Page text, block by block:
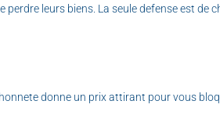
leurs biens. La seule defense est de
donne un prix attirant pour vous